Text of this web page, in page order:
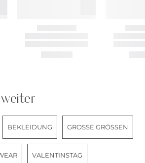
BEKLEIDUNG GROSSE GRÖSSEN
VALENTINSTAG